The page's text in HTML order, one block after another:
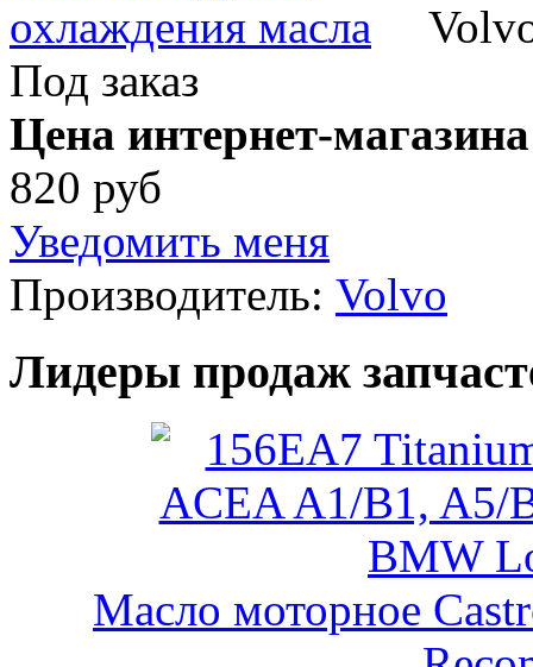
Под заказ
Цена интернет-
820 руб
Уведомить меня
Производитель: Volvo
Лидеры продаж
Масло моторное